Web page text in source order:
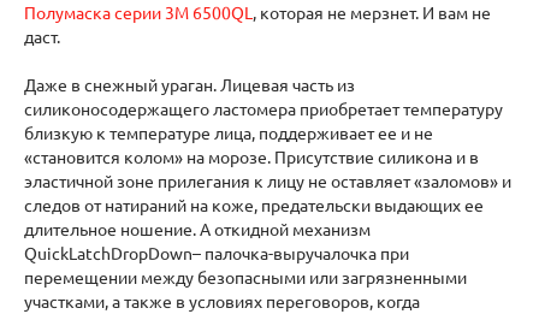
Полумаска серии 3М 6500QL , которая не мерзнет. И вам не
даст.
Даже в снежный ураган. Лицевая часть из
силиконосодержащего ластомера приобретает температуру
близкую к температуре лица, поддерживает ее и не
«становится колом» на морозе. Присутствие силикона и в
эластичной зоне прилегания к лицу не оставляет «заломов» и
следов от натираний на коже, предательски выдающих ее
длительное ношение. А откидной механизм
QuickLatchDropDown– палочка-выручалочка при
перемещении между безопасными или загрязненными
участками, а также в условиях переговоров, когда